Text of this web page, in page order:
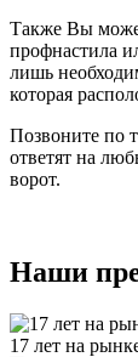
Также Вы
профнастила
лишь
которая
Позвоните по
ответят на
ворот.
Наши
17 лет на